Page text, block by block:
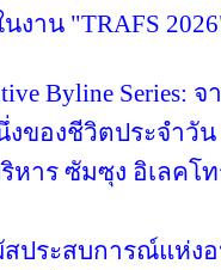
งาน "TRAFS
Byline
ของชีวิตประจำวั
หาร ซัมซุง อิเลค
ผัสประสบการณ์แห่